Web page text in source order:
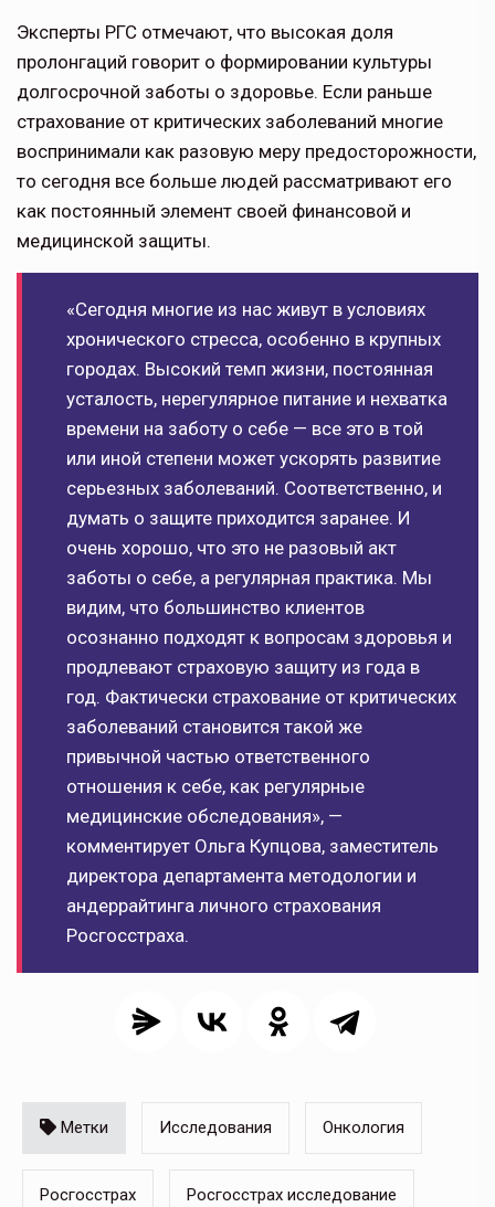
Эксперты РГС отмечают, что высокая доля
пролонгаций говорит о формировании культуры
долгосрочной заботы о здоровье. Если раньше
страхование от критических заболеваний многие
воспринимали как разовую меру предосторожности,
то сегодня все больше людей рассматривают его
как постоянный элемент своей финансовой и
медицинской защиты.
«Сегодня многие из нас живут в условиях
хронического стресса, особенно в крупных
городах. Высокий темп жизни, постоянная
усталость, нерегулярное питание и нехватка
времени на заботу о себе — все это в той
или иной степени может ускорять развитие
серьезных заболеваний. Соответственно, и
думать о защите приходится заранее. И
очень хорошо, что это не разовый акт
заботы о себе, а регулярная практика. Мы
видим, что большинство клиентов
осознанно подходят к вопросам здоровья и
продлевают страховую защиту из года в
год. Фактически страхование от критических
заболеваний становится такой же
привычной частью ответственного
отношения к себе, как регулярные
медицинские обследования», —
комментирует Ольга Купцова, заместитель
директора департамента методологии и
андеррайтинга личного страхования
Росгосстраха.
Метки Исследования Онкология
Росгосстрах Росгосстрах исследование